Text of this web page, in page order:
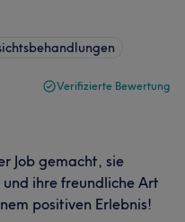
Verifizierte Bewertung
Job gemacht, sie
ihre freundliche Art
positiven Erlebnis!